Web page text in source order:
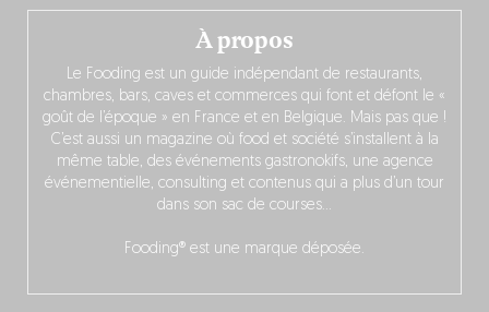
À propos
Le Fooding est un guide indépendant de restaurants,
chambres, bars, caves et commerces qui font et défont le «
goût de l’époque » en France et en Belgique. Mais pas que !
C’est aussi un magazine où food et société s’installent à la
même table, des événements gastronokifs, une agence
événementielle, consulting et contenus qui a plus d’un tour
dans son sac de courses…
Fooding® est une marque déposée.